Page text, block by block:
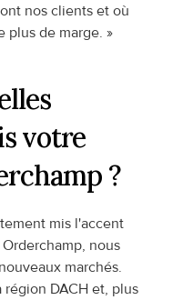
nos clients et où
plus de marge. »
votre
?
mis l'accent
Orderchamp, nous
marchés.
DACH et, plus